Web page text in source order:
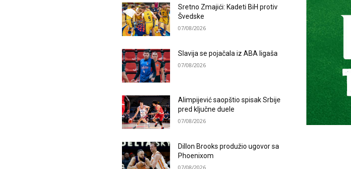
Sretno Zmajići: Kadeti BiH protiv
Švedske
07/08/2026
Slavija se pojačala iz ABA ligaša
07/08/2026
Alimpijević saopštio spisak Srbije
pred ključne duele
07/08/2026
Dillon Brooks produžio ugovor sa
Phoenixom
07/08/2026